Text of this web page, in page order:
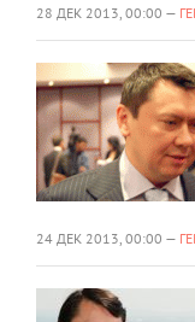
28 ДЕК 2013, 00:00 —
24 ДЕК 2013, 00:00 —